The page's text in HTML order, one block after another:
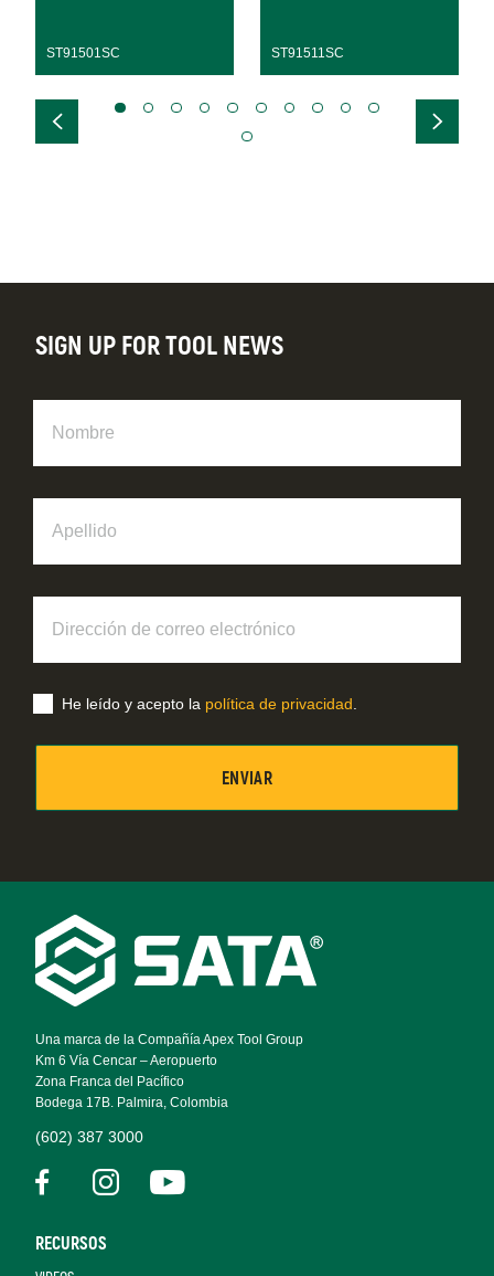
ST91501SC ST91511SC
Footer
Navigation
Una marca de la Compañía Apex Tool Group
Km 6 Vía Cencar – Aeropuerto
Zona Franca del Pacífico
Bodega 17B. Palmira, Colombia
(602) 387 3000
RECURSOS
SIGN UP FOR TOOL NEWS
correo
electrónico
He leído y acepto la política de privacidad